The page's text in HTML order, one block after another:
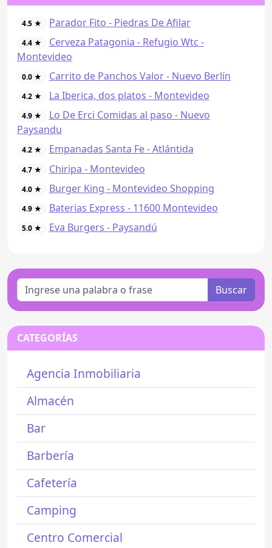
4.5 ★ Parador Fito - Piedras De Afilar
4.4 ★
Cerveza Patagonia - Refugio Wtc -
Montevideo
0.0 ★ Carrito de Panchos Valor - Nuevo Berlín
4.2 ★ La Iberica, dos platos - Montevideo
4.9 ★
Lo De Erci Comidas al paso - Nuevo
Paysandu
4.2 ★ Empanadas Santa Fe - Atlántida
4.7 ★ Chiripa - Montevideo
4.0 ★ Burger King - Montevideo Shopping
4.9 ★ Baterias Express - 11600 Montevideo
5.0 ★ Eva Burgers - Paysandú
Buscar
CATEGORÍAS
Agencia Inmobiliaria
Almacén
Bar
Barbería
Cafetería
Camping
Centro Comercial